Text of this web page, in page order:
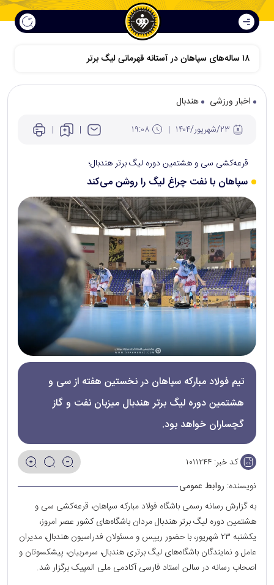
اخبار ورزشی
هندبال
قرعه‌کشی سی و هشتمین دوره لیگ برتر هندبال؛
سپاهان با نفت چراغ لیگ را روشن می‌کند
تیم فولاد مبارکه سپاهان در نخستین هفته از سی و
هشتمین دوره لیگ برتر هندبال میزبان نفت و گاز
گچساران خواهد بود‌.
کد خبر: ۱۰۱۱۲۴۴
نویسنده: روابط عمومی
به گزارش رسانه رسمی باشگاه فولاد مبارکه سپاهان، قرعه‌کشی سی و
هشتمین دوره لیگ برتر هندبال مردان باشگاه‌های کشور عصر امروز،
یکشنبه ۲۳ شهریور، با حضور رییس و مسئولان فدراسیون هندبال، مدیران
عامل و نمایندگان باشگاه‌های لیگ برتری هندبال، سرمربیان، پیشکسوتان و
اصحاب رسانه در سالن استاد فارسی آکادمی ملی المپیک برگزار شد.